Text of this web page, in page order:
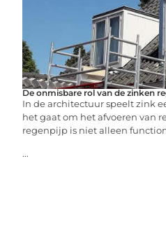
De onmisbare rol van de zinken
In de architectuur speelt zink
het gaat om het afvoeren van
regenpijp is niet alleen
...